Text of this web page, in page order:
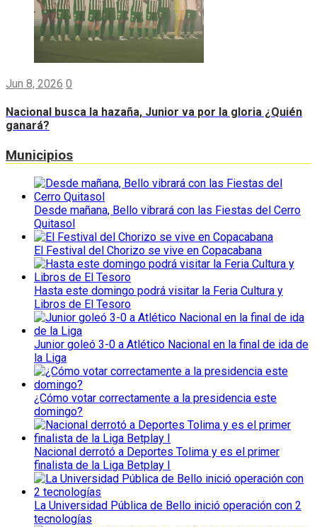
Jun 8, 2026 0
Nacional busca la hazaña, Junior va por la gloria ¿Quién
ganará?
Municipios
Desde mañana, Bello vibrará con las Fiestas del Cerro
Quitasol
El Festival del Chorizo se vive en Copacabana
Hasta este domingo podrá visitar la Feria Cultura y
Libros de El Tesoro
Junior goleó 3-0 a Atlético Nacional en la final de ida de
la Liga
¿Cómo votar correctamente a la presidencia este
domingo?
Nacional derrotó a Deportes Tolima y es el primer
finalista de la Liga Betplay I
La Universidad Pública de Bello inició operación con 2
tecnologías